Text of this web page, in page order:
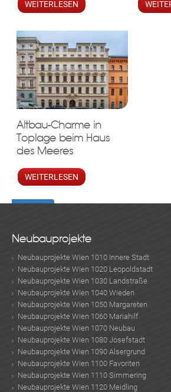
WEITERLESEN
Altbau-Charme in
Toplage beim Haus
des Meeres
WEITERLESEN
Neubauprojekte
Neubauprojekte Wien 1010 Innere Stadt
Neubauprojekte Wien 1020 Leopoldstadt
Neubauprojekte Wien 1030 Landstraße
Neubauprojekte Wien 1040 Wieden
Neubauprojekte Wien 1050 Margareten
Neubauprojekte Wien 1060 Mariahilf
Neubauprojekte Wien 1070 Neubau
Neubauprojekte Wien 1080 Josefstadt
Neubauprojekte Wien 1090 Alsergrund
Neubauprojekte Wien 1100 Favoriten
Neubauprojekte Wien 1110 Simmering
Neubauprojekte Wien 1120 Meidling